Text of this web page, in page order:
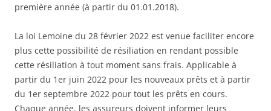
première année (à partir du 01.01.2018).
La loi Lemoine du 28 février 2022 est venue faciliter encore
plus cette possibilité de résiliation en rendant possible
cette résiliation à tout moment sans frais. Applicable à
partir du 1er juin 2022 pour les nouveaux prêts et à partir
du 1er septembre 2022 pour tout les prêts en cours.
Chaque année, les assureurs doivent informer leurs